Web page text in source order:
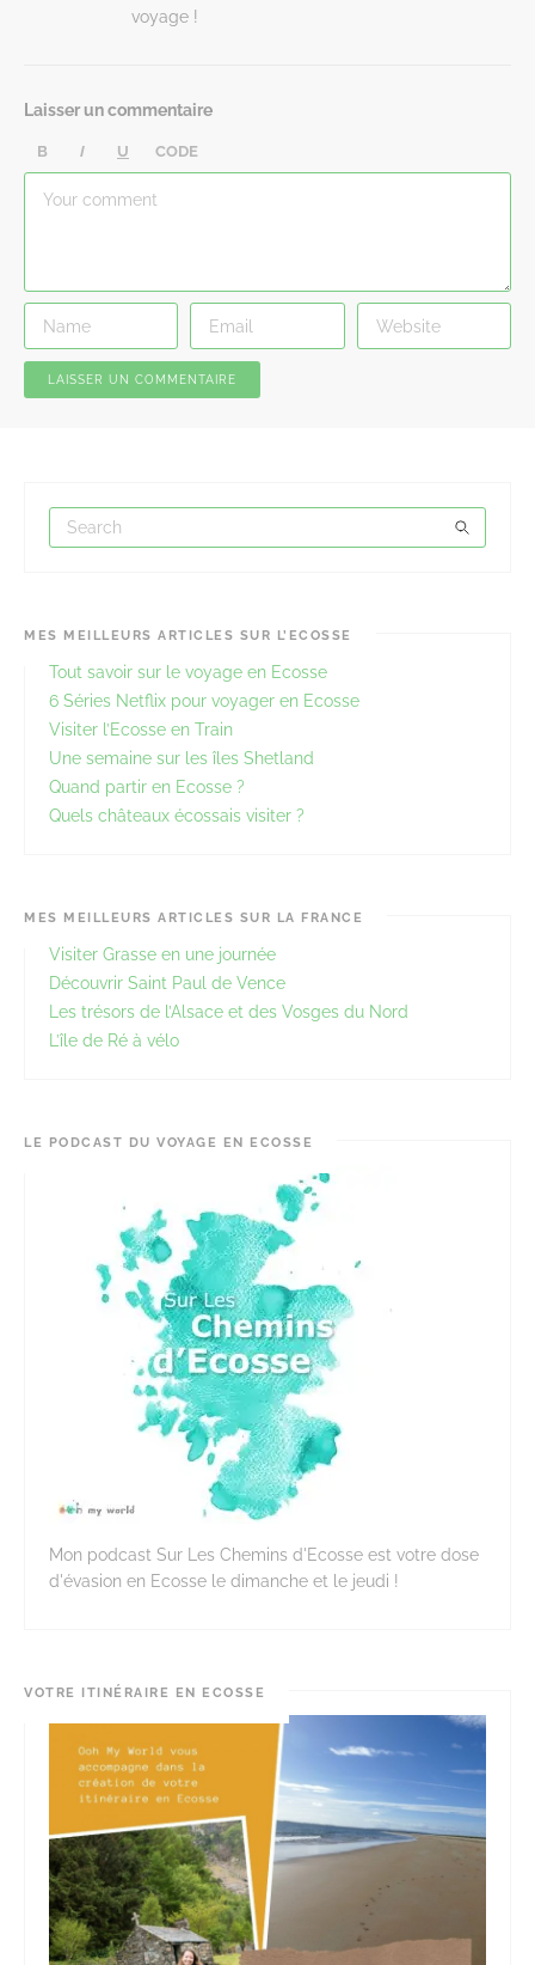
voyage !
Laisser un commentaire
B I U CODE
MES MEILLEURS ARTICLES SUR L’ECOSSE
Tout savoir sur le voyage en Ecosse
6 Séries Netflix pour voyager en Ecosse
Visiter l’Ecosse en Train
Une semaine sur les îles Shetland
Quand partir en Ecosse ?
Quels châteaux écossais visiter ?
MES MEILLEURS ARTICLES SUR LA FRANCE
Visiter Grasse en une journée
Découvrir Saint Paul de Vence
Les trésors de l’Alsace et des Vosges du Nord
L’île de Ré à vélo
LE PODCAST DU VOYAGE EN ECOSSE
Mon podcast Sur Les Chemins d'Ecosse est votre dose
d'évasion en Ecosse le dimanche et le jeudi !
VOTRE ITINÉRAIRE EN ECOSSE